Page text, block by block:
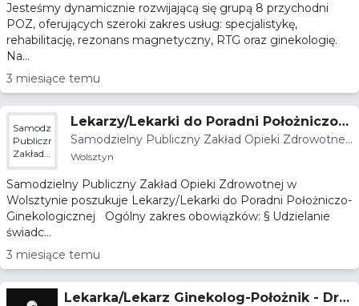
Jesteśmy dynamicznie rozwijającą się grupą 8 przychodni
POZ, oferujących szeroki zakres usług: specjalistykę,
rehabilitację, rezonans magnetyczny, RTG oraz ginekologię.
Na...
3 miesiące temu
Samodzielny
Publiczny
Zakład
Opieki
Zdrowotnej
w
Wolsztynie
Lekarzy/Lekarki do Poradni Położniczo-
Ginekologicznej w Wolsztynie
Samodzielny Publiczny Zakład Opieki Zdrowotnej
w Wolsztynie
Wolsztyn
Samodzielny Publiczny Zakład Opieki Zdrowotnej w
Wolsztynie poszukuje Lekarzy/Lekarki do Poradni Położniczo-
Ginekologicznej Ogólny zakres obowiązków: § Udzielanie
świadc...
3 miesiące temu
Lekarka/Lekarz Ginekolog-Położnik - Dra